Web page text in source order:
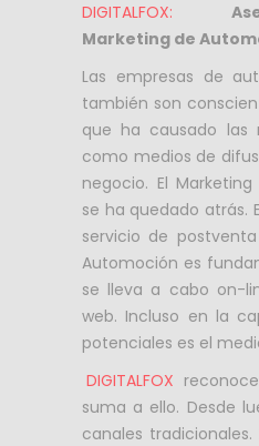
DIGITALFOX:
Marketing de
Las empresas de
también son
que ha causado las
como medios de
negocio. El
se ha quedado atrás.
servicio de
Automoción es
se lleva a cabo on-
web. Incluso en la
potenciales es el
DIGITALFOX
suma a ello. Desde
canales